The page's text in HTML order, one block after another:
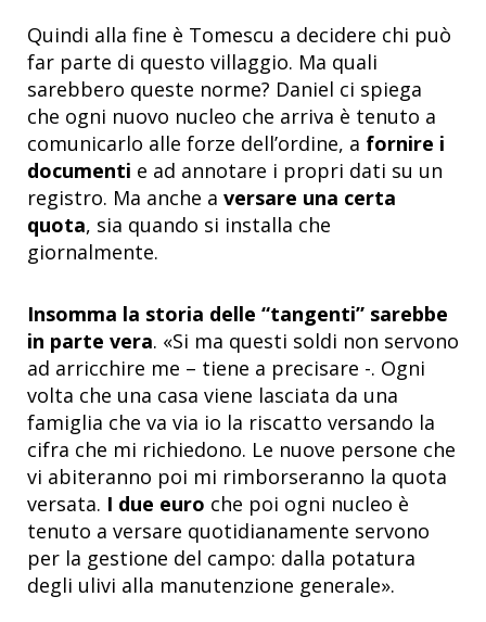
Quindi alla fine è Tomescu a decidere chi può
far parte di questo villaggio. Ma quali
sarebbero queste norme? Daniel ci spiega
che ogni nuovo nucleo che arriva è tenuto a
comunicarlo alle forze dell’ordine, a fornire i
documenti e ad annotare i propri dati su un
registro. Ma anche a versare una certa
quota, sia quando si installa che
giornalmente.
Insomma la storia delle “tangenti” sarebbe
in parte vera. «Si ma questi soldi non servono
ad arricchire me – tiene a precisare -. Ogni
volta che una casa viene lasciata da una
famiglia che va via io la riscatto versando la
cifra che mi richiedono. Le nuove persone che
vi abiteranno poi mi rimborseranno la quota
versata. I due euro che poi ogni nucleo è
tenuto a versare quotidianamente servono
per la gestione del campo: dalla potatura
degli ulivi alla manutenzione generale».